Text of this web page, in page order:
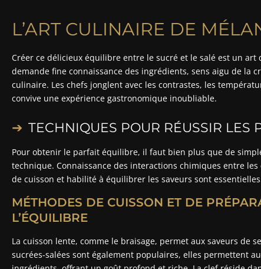
L’ART CULINAIRE DE
Créer ce délicieux équilibre entre le sucré et le salé est un
demande fine connaissance des ingrédients, sens aigu de la
culinaire. Les chefs jonglent avec les contrastes, les
convive une expérience gastronomique inoubliable.
TECHNIQUES POUR RÉUSSIR LES
Pour obtenir le parfait équilibre, il faut bien plus que de
technique. Connaissance des interactions chimiques entre
de cuisson et habilité à équilibrer les saveurs sont
MÉTHODES DE CUISSON ET DE
L’ÉQUILIBRE
La cuisson lente, comme le braisage, permet aux saveurs de
sucrées-salées sont également populaires, elles permettent